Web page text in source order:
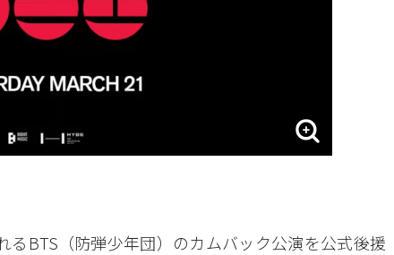
BTS（防弾少年団）のカムバック公演を公式後援